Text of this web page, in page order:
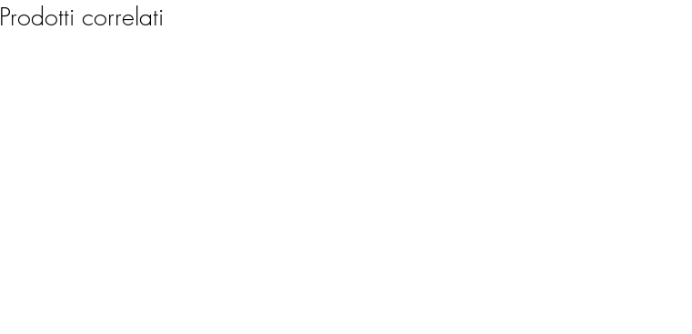
Prodotti correlati